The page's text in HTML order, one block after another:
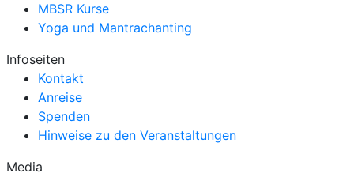
MBSR Kurse
Yoga und Mantrachanting
Infoseiten
Kontakt
Anreise
Spenden
Hinweise zu den Veranstaltungen
Media